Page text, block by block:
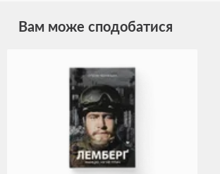
Вам може сподобатися